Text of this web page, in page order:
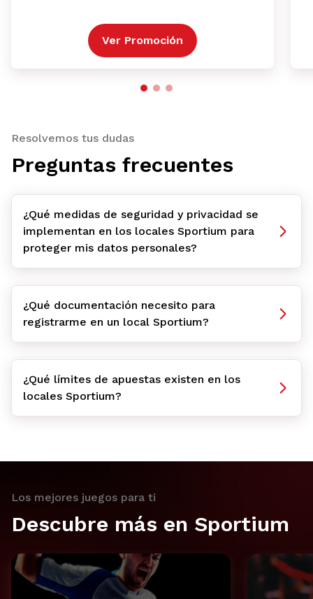
Ver Promoción
Resolvemos tus dudas
Preguntas frecuentes
¿Qué medidas de seguridad y privacidad se
implementan en los locales Sportium para
proteger mis datos personales?
¿Qué documentación necesito para
registrarme en un local Sportium?
¿Qué límites de apuestas existen en los
locales Sportium?
Los mejores juegos para ti
Descubre más en Sportium